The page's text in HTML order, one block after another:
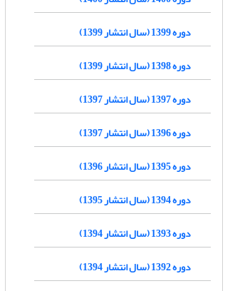
دوره 1399 (سال انتشار 1399)
دوره 1398 (سال انتشار 1399)
دوره 1397 (سال انتشار 1397)
دوره 1396 (سال انتشار 1397)
دوره 1395 (سال انتشار 1396)
دوره 1394 (سال انتشار 1395)
دوره 1393 (سال انتشار 1394)
دوره 1392 (سال انتشار 1394)